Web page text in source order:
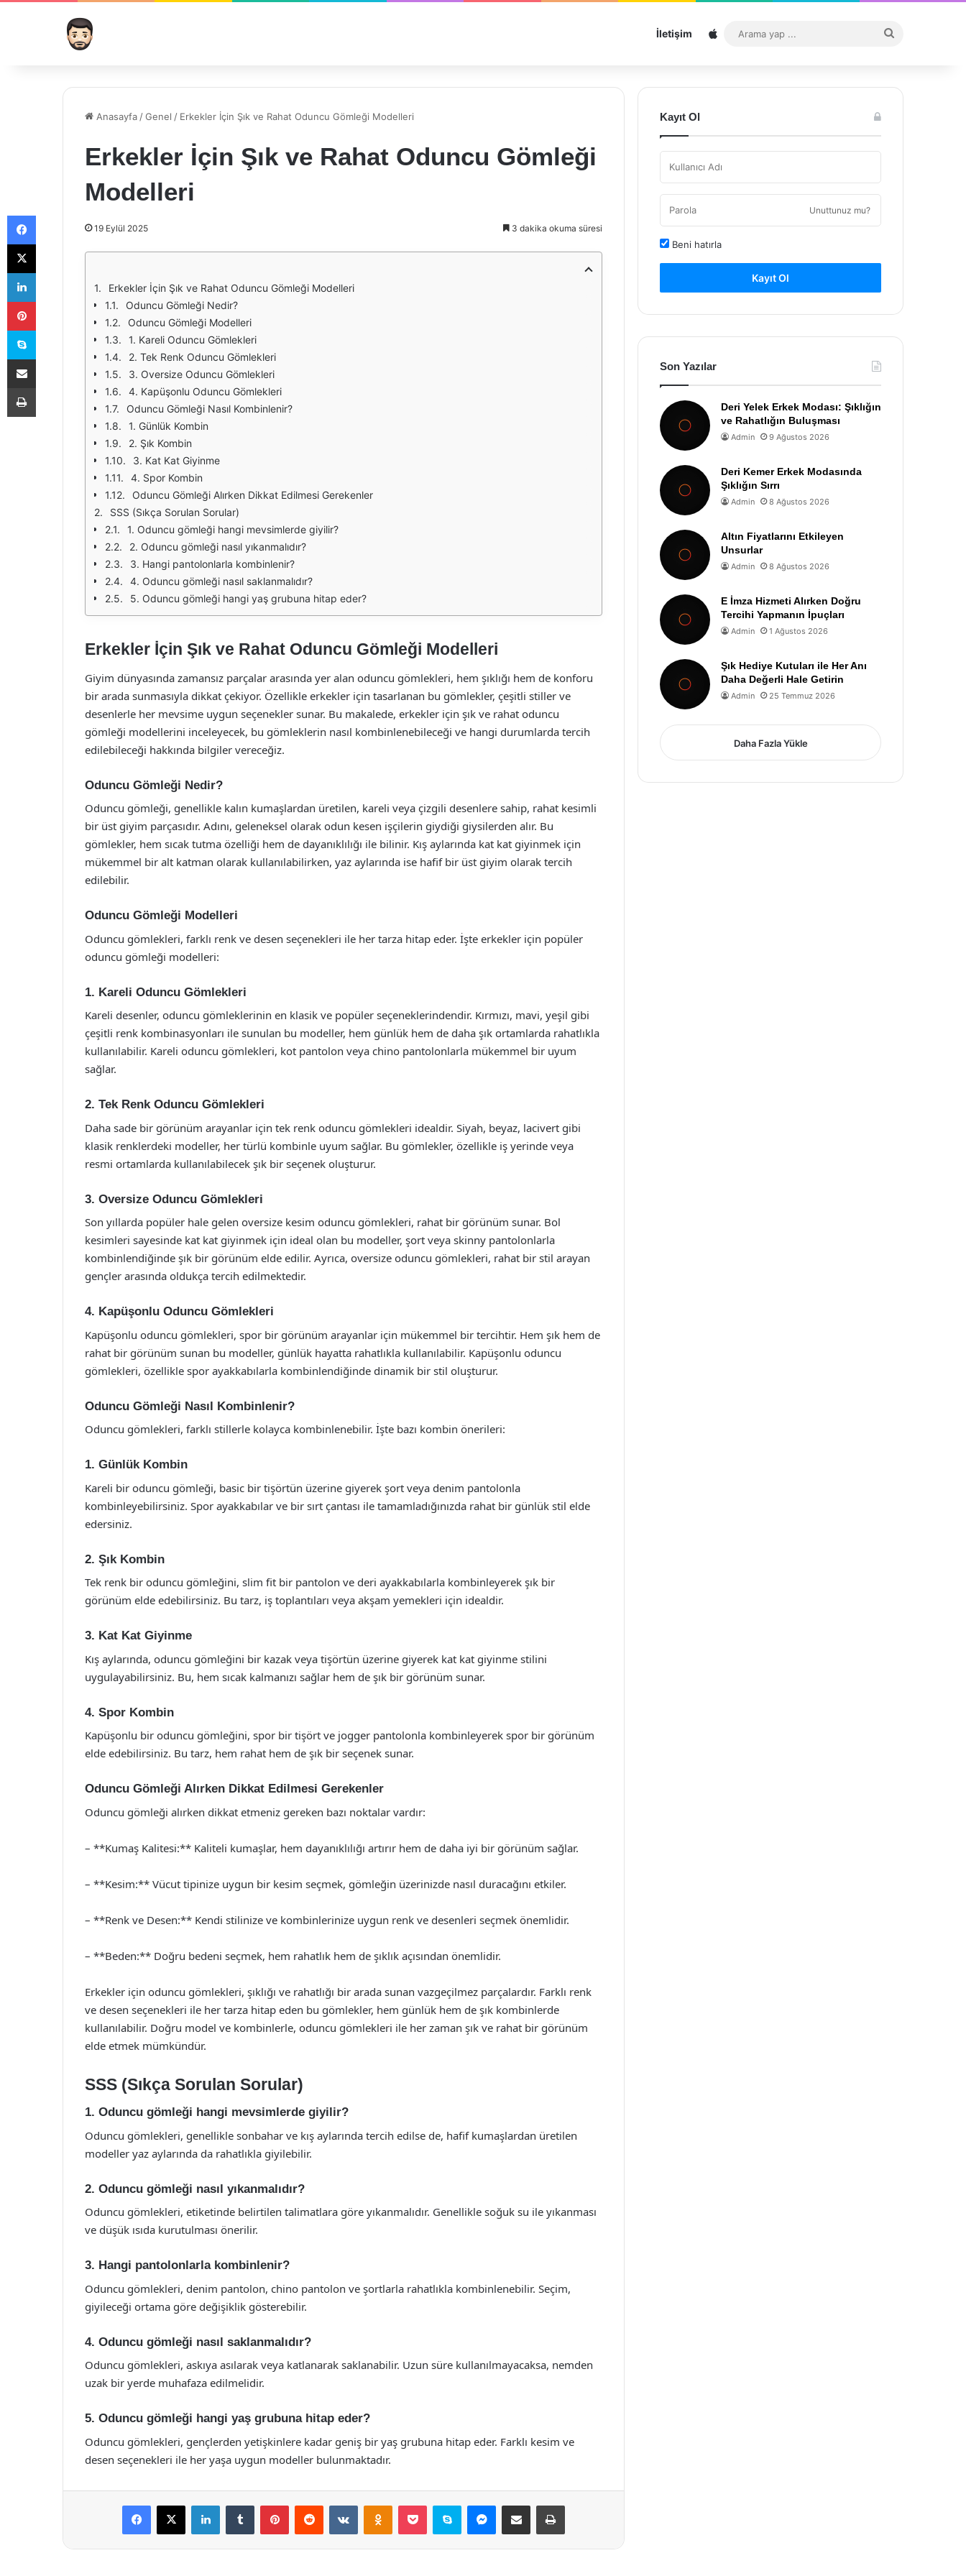
İletişim Sitemap
...
Anasayfa /Genel / Erkekler İçin Şık ve Rahat Oduncu Gömleği Modelleri
Erkekler İçin Şık ve Rahat Oduncu Gömleği
Modelleri
19 Eylül 2025 3 dakika okuma süresi
Erkekler İçin Şık ve Rahat Oduncu Gömleği Modelleri
Oduncu Gömleği Nedir?
Oduncu Gömleği Modelleri
1. Kareli Oduncu Gömlekleri
2. Tek Renk Oduncu Gömlekleri
3. Oversize Oduncu Gömlekleri
4. Kapüşonlu Oduncu Gömlekleri
Oduncu Gömleği Nasıl Kombinlenir?
1. Günlük Kombin
2. Şık Kombin
3. Kat Kat Giyinme
4. Spor Kombin
Oduncu Gömleği Alırken Dikkat Edilmesi Gerekenler
SSS (Sıkça Sorulan Sorular)
1. Oduncu gömleği hangi mevsimlerde giyilir?
2. Oduncu gömleği nasıl yıkanmalıdır?
3. Hangi pantolonlarla kombinlenir?
4. Oduncu gömleği nasıl saklanmalıdır?
5. Oduncu gömleği hangi yaş grubuna hitap eder?
Erkekler İçin Şık ve Rahat Oduncu Gömleği Modelleri
Giyim dünyasında zamansız parçalar arasında yer alan oduncu gömlekleri, hem şıklığı hem de konforu
bir arada sunmasıyla dikkat çekiyor. Özellikle erkekler için tasarlanan bu gömlekler, çeşitli stiller ve
desenlerle her mevsime uygun seçenekler sunar. Bu makalede, erkekler için şık ve rahat oduncu
gömleği modellerini inceleyecek, bu gömleklerin nasıl kombinlenebileceği ve hangi durumlarda tercih
edilebileceği hakkında bilgiler vereceğiz.
Oduncu Gömleği Nedir?
Oduncu gömleği, genellikle kalın kumaşlardan üretilen, kareli veya çizgili desenlere sahip, rahat kesimli
bir üst giyim parçasıdır. Adını, geleneksel olarak odun kesen işçilerin giydiği giysilerden alır. Bu
gömlekler, hem sıcak tutma özelliği hem de dayanıklılığı ile bilinir. Kış aylarında kat kat giyinmek için
mükemmel bir alt katman olarak kullanılabilirken, yaz aylarında ise hafif bir üst giyim olarak tercih
edilebilir.
Oduncu Gömleği Modelleri
Oduncu gömlekleri, farklı renk ve desen seçenekleri ile her tarza hitap eder. İşte erkekler için popüler
oduncu gömleği modelleri:
1. Kareli Oduncu Gömlekleri
Kareli desenler, oduncu gömleklerinin en klasik ve popüler seçeneklerindendir. Kırmızı, mavi, yeşil gibi
çeşitli renk kombinasyonları ile sunulan bu modeller, hem günlük hem de daha şık ortamlarda rahatlıkla
kullanılabilir. Kareli oduncu gömlekleri, kot pantolon veya chino pantolonlarla mükemmel bir uyum
sağlar.
2. Tek Renk Oduncu Gömlekleri
Daha sade bir görünüm arayanlar için tek renk oduncu gömlekleri idealdir. Siyah, beyaz, lacivert gibi
klasik renklerdeki modeller, her türlü kombinle uyum sağlar. Bu gömlekler, özellikle iş yerinde veya
resmi ortamlarda kullanılabilecek şık bir seçenek oluşturur.
3. Oversize Oduncu Gömlekleri
Son yıllarda popüler hale gelen oversize kesim oduncu gömlekleri, rahat bir görünüm sunar. Bol
kesimleri sayesinde kat kat giyinmek için ideal olan bu modeller, şort veya skinny pantolonlarla
kombinlendiğinde şık bir görünüm elde edilir. Ayrıca, oversize oduncu gömlekleri, rahat bir stil arayan
gençler arasında oldukça tercih edilmektedir.
4. Kapüşonlu Oduncu Gömlekleri
Kapüşonlu oduncu gömlekleri, spor bir görünüm arayanlar için mükemmel bir tercihtir. Hem şık hem de
rahat bir görünüm sunan bu modeller, günlük hayatta rahatlıkla kullanılabilir. Kapüşonlu oduncu
gömlekleri, özellikle spor ayakkabılarla kombinlendiğinde dinamik bir stil oluşturur.
Oduncu Gömleği Nasıl Kombinlenir?
Oduncu gömlekleri, farklı stillerle kolayca kombinlenebilir. İşte bazı kombin önerileri:
1. Günlük Kombin
Kareli bir oduncu gömleği, basic bir tişörtün üzerine giyerek şort veya denim pantolonla
kombinleyebilirsiniz. Spor ayakkabılar ve bir sırt çantası ile tamamladığınızda rahat bir günlük stil elde
edersiniz.
2. Şık Kombin
Tek renk bir oduncu gömleğini, slim fit bir pantolon ve deri ayakkabılarla kombinleyerek şık bir
görünüm elde edebilirsiniz. Bu tarz, iş toplantıları veya akşam yemekleri için idealdir.
3. Kat Kat Giyinme
Kış aylarında, oduncu gömleğini bir kazak veya tişörtün üzerine giyerek kat kat giyinme stilini
uygulayabilirsiniz. Bu, hem sıcak kalmanızı sağlar hem de şık bir görünüm sunar.
4. Spor Kombin
Kapüşonlu bir oduncu gömleğini, spor bir tişört ve jogger pantolonla kombinleyerek spor bir görünüm
elde edebilirsiniz. Bu tarz, hem rahat hem de şık bir seçenek sunar.
Oduncu Gömleği Alırken Dikkat Edilmesi Gerekenler
Oduncu gömleği alırken dikkat etmeniz gereken bazı noktalar vardır:
– **Kumaş Kalitesi:** Kaliteli kumaşlar, hem dayanıklılığı artırır hem de daha iyi bir görünüm sağlar.
– **Kesim:** Vücut tipinize uygun bir kesim seçmek, gömleğin üzerinizde nasıl duracağını etkiler.
– **Renk ve Desen:** Kendi stilinize ve kombinlerinize uygun renk ve desenleri seçmek önemlidir.
– **Beden:** Doğru bedeni seçmek, hem rahatlık hem de şıklık açısından önemlidir.
Erkekler için oduncu gömlekleri, şıklığı ve rahatlığı bir arada sunan vazgeçilmez parçalardır. Farklı renk
ve desen seçenekleri ile her tarza hitap eden bu gömlekler, hem günlük hem de şık kombinlerde
kullanılabilir. Doğru model ve kombinlerle, oduncu gömlekleri ile her zaman şık ve rahat bir görünüm
elde etmek mümkündür.
SSS (Sıkça Sorulan Sorular)
1. Oduncu gömleği hangi mevsimlerde giyilir?
Oduncu gömlekleri, genellikle sonbahar ve kış aylarında tercih edilse de, hafif kumaşlardan üretilen
modeller yaz aylarında da rahatlıkla giyilebilir.
2. Oduncu gömleği nasıl yıkanmalıdır?
Oduncu gömlekleri, etiketinde belirtilen talimatlara göre yıkanmalıdır. Genellikle soğuk su ile yıkanması
ve düşük ısıda kurutulması önerilir.
3. Hangi pantolonlarla kombinlenir?
Oduncu gömlekleri, denim pantolon, chino pantolon ve şortlarla rahatlıkla kombinlenebilir. Seçim,
giyileceği ortama göre değişiklik gösterebilir.
4. Oduncu gömleği nasıl saklanmalıdır?
Oduncu gömlekleri, askıya asılarak veya katlanarak saklanabilir. Uzun süre kullanılmayacaksa, nemden
uzak bir yerde muhafaza edilmelidir.
5. Oduncu gömleği hangi yaş grubuna hitap eder?
Oduncu gömlekleri, gençlerden yetişkinlere kadar geniş bir yaş grubuna hitap eder. Farklı kesim ve
desen seçenekleri ile her yaşa uygun modeller bulunmaktadır.
Facebook
X LinkedInTumblr PinterestReddit VKontakteOdnoklassniki
Pocket Skype Messenger
E-Posta ile paylaş Yazdır
Kayıt Ol
Unuttunuz mu?
Beni hatırla
Kayıt Ol
Son Yazılar
Deri Yelek Erkek Modası: Şıklığın
ve Rahatlığın Buluşması
Admin 9 Ağustos 2026
Deri Kemer Erkek Modasında
Şıklığın Sırrı
Admin 8 Ağustos 2026
Altın Fiyatlarını Etkileyen
Unsurlar
Admin 8 Ağustos 2026
E İmza Hizmeti Alırken Doğru
Tercihi Yapmanın İpuçları
Admin 1 Ağustos 2026
Şık Hediye Kutuları ile Her Anı
Daha Değerli Hale Getirin
Admin 25 Temmuz 2026
Daha Fazla Yükle
Facebook
X
LinkedIn
Pinterest
Skype
E-Posta ile paylaş